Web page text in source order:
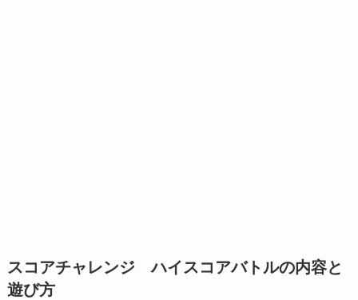
スコアチャレンジ ハイスコアバトルの内容と
遊び方